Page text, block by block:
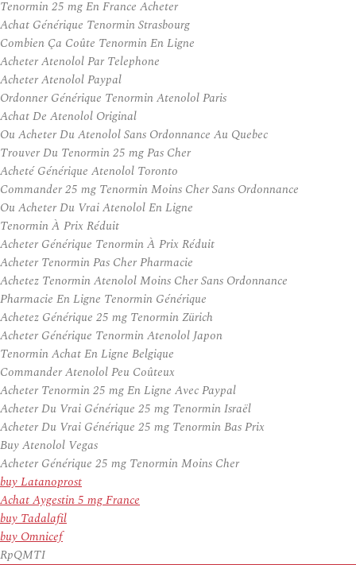
Tenormin 25 mg En France Acheter
Achat Générique Tenormin Strasbourg
Combien Ça Coûte Tenormin En Ligne
Acheter Atenolol Par Telephone
Acheter Atenolol Paypal
Ordonner Générique Tenormin Atenolol Paris
Achat De Atenolol Original
Ou Acheter Du Atenolol Sans Ordonnance Au Quebec
Trouver Du Tenormin 25 mg Pas Cher
Acheté Générique Atenolol Toronto
Commander 25 mg Tenormin Moins Cher Sans Ordonnance
Ou Acheter Du Vrai Atenolol En Ligne
Tenormin À Prix Réduit
Acheter Générique Tenormin À Prix Réduit
Acheter Tenormin Pas Cher Pharmacie
Achetez Tenormin Atenolol Moins Cher Sans Ordonnance
Pharmacie En Ligne Tenormin Générique
Achetez Générique 25 mg Tenormin Zürich
Acheter Générique Tenormin Atenolol Japon
Tenormin Achat En Ligne Belgique
Commander Atenolol Peu Coûteux
Acheter Tenormin 25 mg En Ligne Avec Paypal
Acheter Du Vrai Générique 25 mg Tenormin Israël
Acheter Du Vrai Générique 25 mg Tenormin Bas Prix
Buy Atenolol Vegas
Acheter Générique 25 mg Tenormin Moins Cher
buy Latanoprost
Achat Aygestin 5 mg France
buy Tadalafil
buy Omnicef
RpQMTI